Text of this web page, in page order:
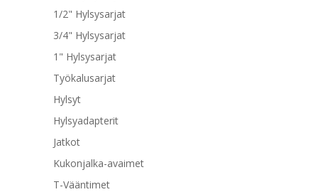
1/2" Hylsysarjat
3/4" Hylsysarjat
1" Hylsysarjat
Työkalusarjat
Hylsyt
Hylsyadapterit
Jatkot
Kukonjalka-avaimet
T-Vääntimet